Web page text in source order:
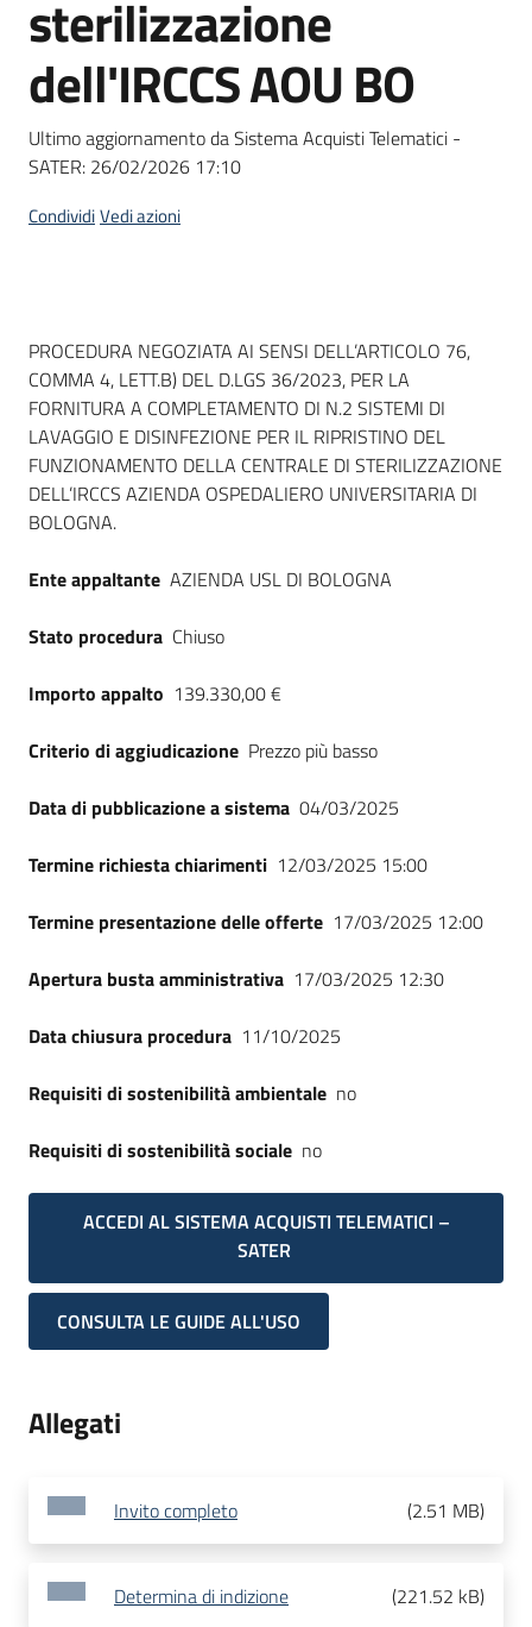
Seguici
su
sterilizzazione
dell'IRCCS AOU BO
Ultimo aggiornamento da Sistema Acquisti Telematici -
SATER: 26/02/2026 17:10
CondividiVedi azioni
Dati del bando
PROCEDURA NEGOZIATA AI SENSI DELL’ARTICOLO 76,
COMMA 4, LETT.B) DEL D.LGS 36/2023, PER LA
FORNITURA A COMPLETAMENTO DI N.2 SISTEMI DI
LAVAGGIO E DISINFEZIONE PER IL RIPRISTINO DEL
FUNZIONAMENTO DELLA CENTRALE DI STERILIZZAZIONE
DELL’IRCCS AZIENDA OSPEDALIERO UNIVERSITARIA DI
BOLOGNA.
Ente appaltante AZIENDA USL DI BOLOGNA
Stato procedura Chiuso
Importo appalto 139.330,00 €
Criterio di aggiudicazione Prezzo più basso
Data di pubblicazione a sistema 04/03/2025
Termine richiesta chiarimenti 12/03/2025 15:00
Termine presentazione delle offerte 17/03/2025 12:00
Apertura busta amministrativa 17/03/2025 12:30
Data chiusura procedura 11/10/2025
Requisiti di sostenibilità ambientale no
Requisiti di sostenibilità sociale no
ACCEDI AL SISTEMA ACQUISTI TELEMATICI –
SATER
CONSULTA LE GUIDE ALL'USO
Allegati
Invito completo (2.51 MB)
Determina di indizione (221.52 kB)